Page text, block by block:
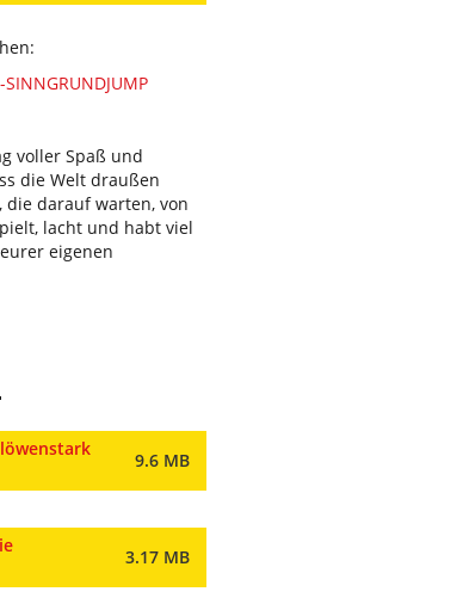
voller Spaß und
die Welt draußen
darauf warten, von
lacht und habt viel
eigenen
9.6 MB
3.17 MB